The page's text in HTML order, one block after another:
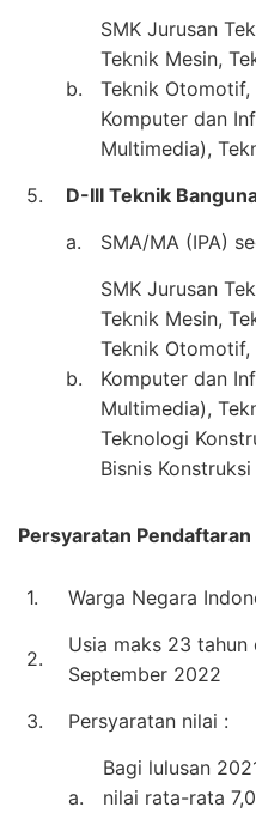
b.
SMK Jurusan
Teknik Mesin,
Teknik Otomotif,
Komputer dan
Multimedia),
5.
D-III Teknik
a.
SMA/MA (IPA)
b.
SMK Jurusan
Teknik Mesin,
Teknik Otomotif,
Komputer dan
Multimedia),
Teknologi
Bisnis
Persyaratan
1. Warga Negara
2.
Usia maks 23 tahun
September 2022
3.
Persyaratan nilai :
a.
Bagi lulusan
nilai rata-rata